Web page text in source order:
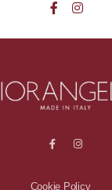
Cookie Policy